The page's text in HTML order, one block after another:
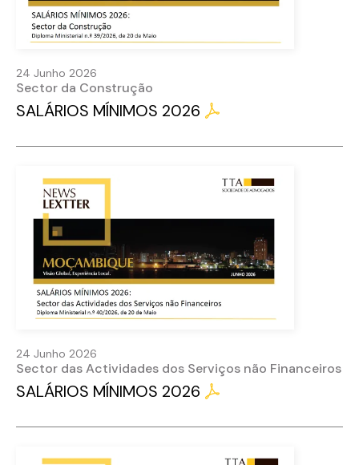
24 Junho 2026
Sector da Construção
SALÁRIOS MÍNIMOS 2026
24 Junho 2026
Sector das Actividades dos Serviços não Financeiros
SALÁRIOS MÍNIMOS 2026